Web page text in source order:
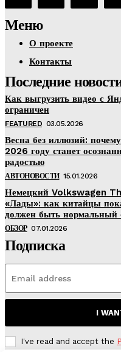
Меню
О проекте
Контакты
Последние
Как выгрузить видео с
ограничен
FEATURED 03.05.2026
Весна без иллюзий:
2026 году станет
радостью
АВТОНОВОСТИ 15.01.2026
Немецкий Volkswagen
«Лады»: как китайцы
должен быть нормальный
ОБЗОР 07.01.2026
Подписка
I
I've read and accept the